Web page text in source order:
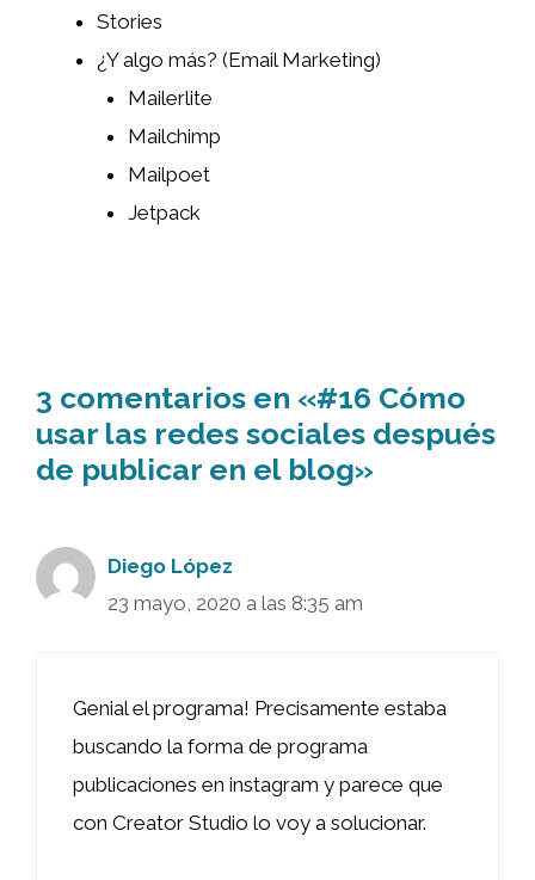
Stories
¿Y algo más? (Email Marketing)
Mailerlite
Mailchimp
Mailpoet
Jetpack
3 comentarios en «#16 Cómo
usar las redes sociales después
de publicar en el blog»
Diego López
23 mayo, 2020 a las 8:35 am
Genial el programa! Precisamente estaba
buscando la forma de programa
publicaciones en instagram y parece que
con Creator Studio lo voy a solucionar.